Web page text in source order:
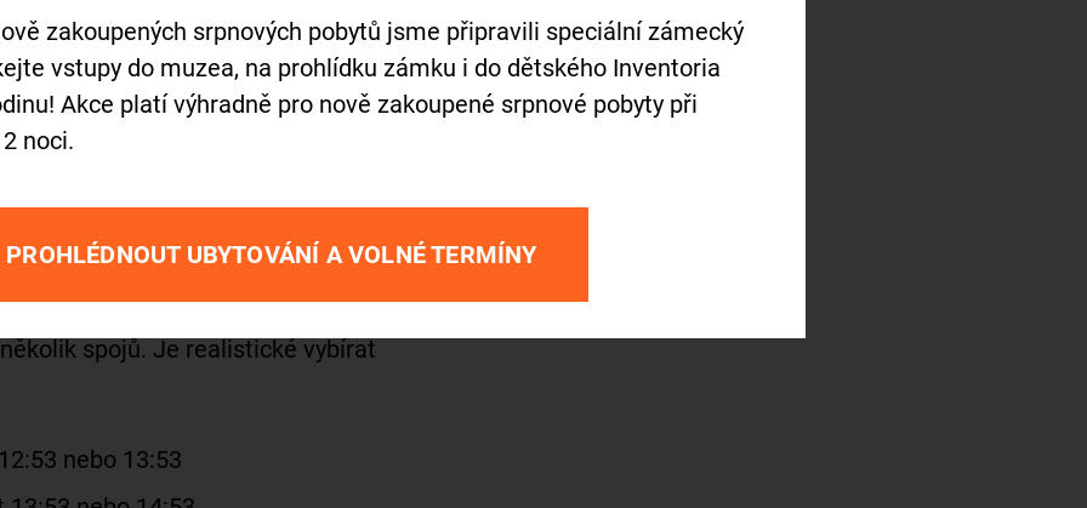
lesem,holinou po kůrovcové
i unikátníprales národní přírodní
spojů. Je realistické vybírat
nebo 13:53
zakoupených srpnových pobytů jsme připravili speciální zámecký
vstupy do muzea, na prohlídku zámku i do dětského Inventoria
Akce platí výhradně pro nově zakoupené srpnové pobyty při
noci.
PROHLÉDNOUT UBYTOVÁNÍ A VOLNÉ TERMÍNY